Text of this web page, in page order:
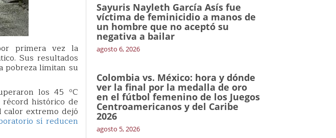
primera vez la
Sus resultados
pobreza limitan su
los 45 ºC
histórico de
calor extremo dejó
sí reducen
Sayuris Nayleth García Asís fue
víctima de feminicidio a manos de
un hombre que no aceptó su
negativa a bailar
agosto 6, 2026
Colombia vs. México: hora y dónde
ver la final por la medalla de oro
en el fútbol femenino de los Juegos
Centroamericanos y del Caribe
2026
agosto 5, 2026